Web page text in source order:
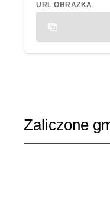
URL OBRAZKA
Zaliczone